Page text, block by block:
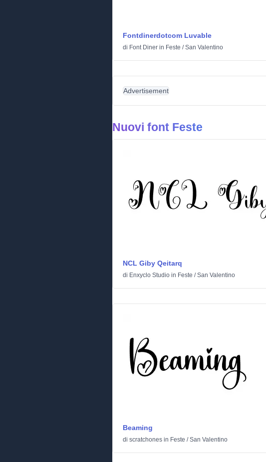
Fontdinerdotcom Luvable
di Font Diner in Feste /San Valentino
Advertisement
Nuovi font Feste
NCL Giby Qeitarq
di Enxyclo Studio in Feste /San Valentino
Beaming
di scratchones in Feste /San Valentino